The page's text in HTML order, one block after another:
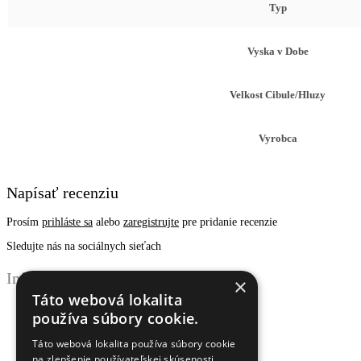
Typ
Vyska v Dobe
Velkost Cibule/Hluzy
Vyrobca
Napísať recenziu
Prosím prihláste sa alebo zaregistrujte pre pridanie recenzie
Sledujte nás na sociálnych sieťach
Informácie
Ochrana osobných údajov
Reklamačný poriadok
×
Táto webová lokalita
používa súbory cookie.
Táto webová lokalita používa súbory cookie